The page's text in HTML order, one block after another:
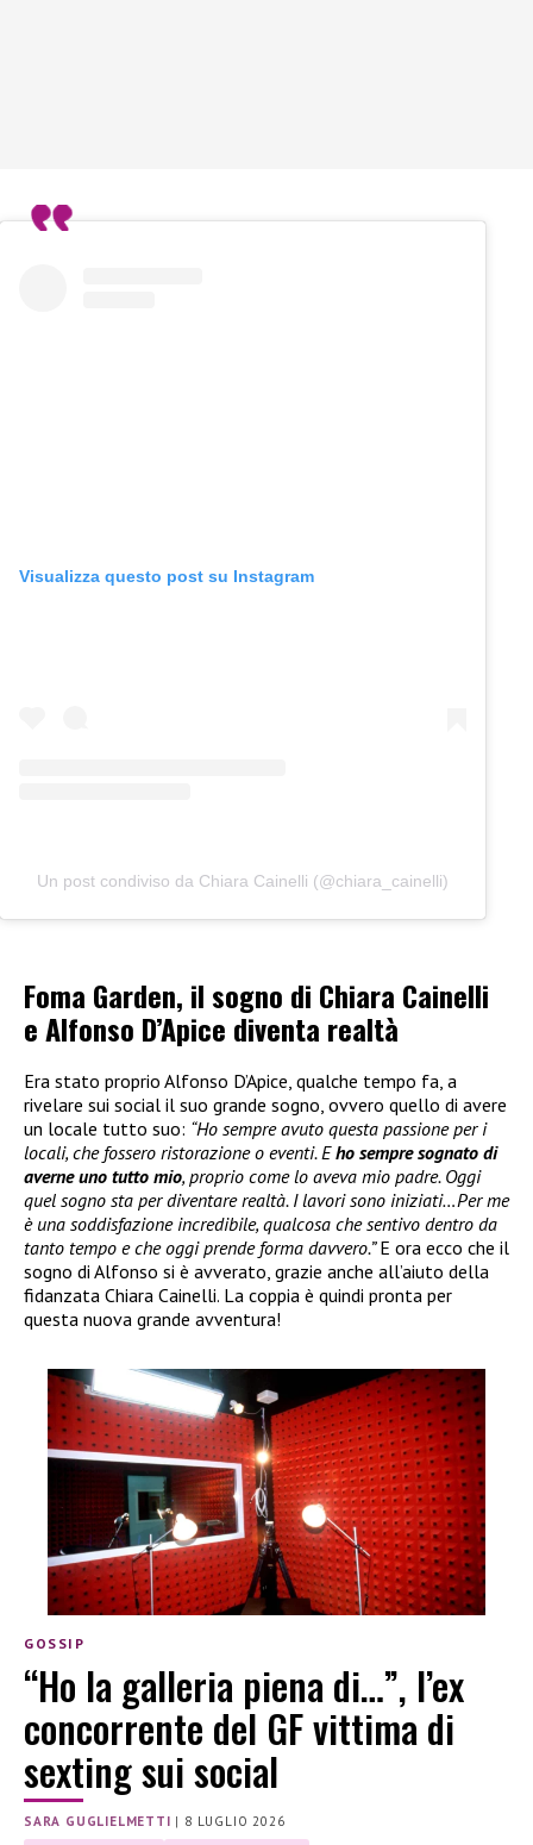
Visualizza questo post su Instagram
Un post condiviso da Chiara Cainelli (@chiara_cainelli)
Foma Garden, il sogno di Chiara Cainelli
e Alfonso D’Apice diventa realtà
Era stato proprio Alfonso D’Apice, qualche tempo fa, a
rivelare sui social il suo grande sogno, ovvero quello di avere
un locale tutto suo: “Ho sempre avuto questa passione per i
locali, che fossero ristorazione o eventi. Eho sempre sognato di
averne uno tutto mio, proprio come lo aveva mio padre. Oggi
quel sogno sta per diventare realtà. I lavori sono iniziati…Per me
è una soddisfazione incredibile, qualcosa che sentivo dentro da
tanto tempo e che oggi prende forma davvero.”E ora ecco che il
sogno di Alfonso si è avverato, grazie anche all’aiuto della
fidanzata Chiara Cainelli. La coppia è quindi pronta per
questa nuova grande avventura!
GOSSIP
“Ho la galleria piena di…”, l’ex
concorrente del GF vittima di
sexting sui social
SARA GUGLIELMETTI | 8 LUGLIO 2026